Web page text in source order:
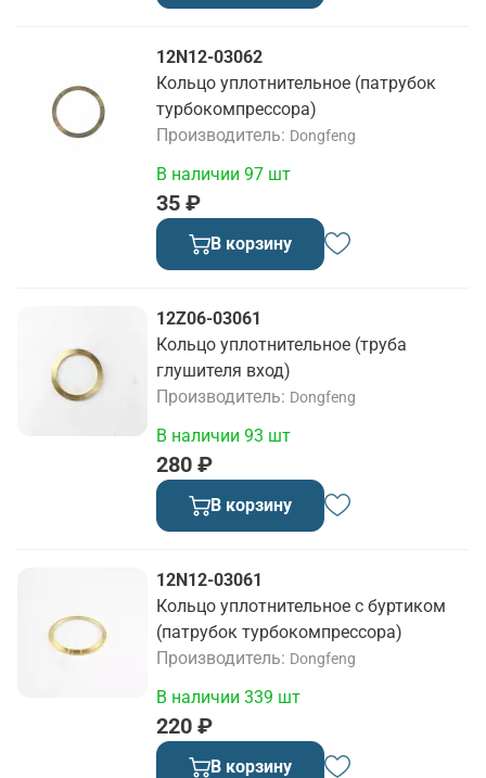
12N12-03062
Кольцо уплотнительное (патрубок
турбокомпрессора)
Производитель
Dongfeng
35 ₽
В наличии 97 шт
В корзину
12Z06-03061
Кольцо уплотнительное (труба
глушителя вход)
Производитель
Dongfeng
280 ₽
В наличии 93 шт
В корзину
12N12-03061
Кольцо уплотнительное с буртиком
(патрубок турбокомпрессора)
Производитель
Dongfeng
220 ₽
В наличии 339 шт
В корзину